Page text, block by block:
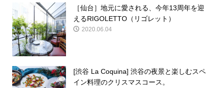
［仙台］地元に愛される、今年13周年を迎
えるRIGOLETTO（リゴレット）
2020.06.04
[渋谷 La Coquina] 渋谷の夜景と楽しむスペ
イン料理のクリスマスコース。